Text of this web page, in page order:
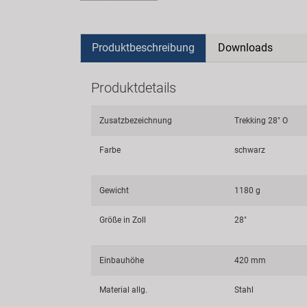
Produktbeschreibung Downloads
Produktdetails
Zusatzbezeichnung Trekking 28" O
Farbe schwarz
Gewicht 1180 g
Größe in Zoll 28"
Einbauhöhe 420 mm
Material allg. Stahl